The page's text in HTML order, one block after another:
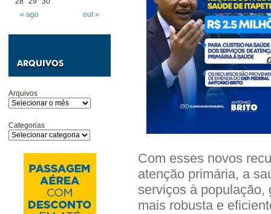
« ago out »
Arquivos
Categorias
Com esses novos
atenção primária, a
serviços à população,
mais robusta e